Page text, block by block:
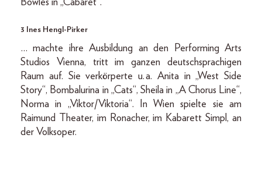
Bowles in „Cabaret“.
3 Ines Hengl-Pirker
… machte ihre Ausbildung an den Performing Arts
Studios Vienna, tritt im ganzen deutschsprachigen
Raum auf. Sie verkörperte u. a. Anita in „West Side
Story“, Bombalurina in „Cats“, Sheila in „A Chorus Line“,
Norma in „Viktor/Viktoria“. In Wien spielte sie am
Raimund Theater, im Ro­nacher, im Kabarett Simpl, an
der Volksoper.